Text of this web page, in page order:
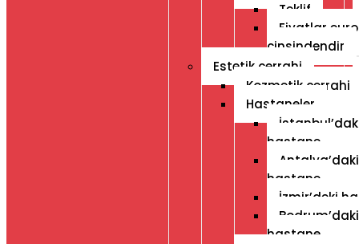
Teklif
Fiyatlar euro
cinsindendir
Estetik cerrahi
Kozmetik cerrahi
Hastaneler
hastane
Antalya’daki
hastane
İzmir’deki
Bodrum’daki
hastane